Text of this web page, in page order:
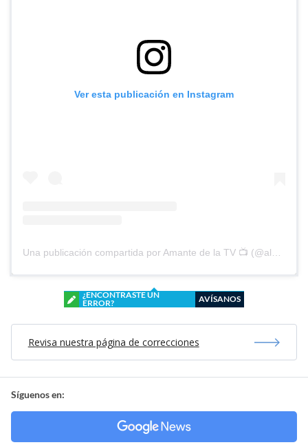
Ver esta publicación en Instagram
Una publicación compartida por Amante de la TV 📺 (@alguien_te_observa)
¿ENCONTRASTE UN
ERROR?
AVÍSANOS
Revisa nuestra página de correcciones
Síguenos en: